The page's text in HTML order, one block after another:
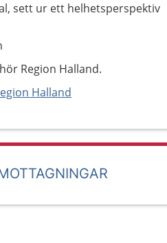
sett ur ett helhetsperspektiv
Region Halland.
Halland